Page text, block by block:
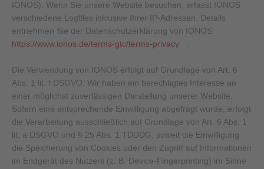
IONOS). Wenn Sie unsere Website besuchen, erfasst IONOS
verschiedene Logfiles inklusive Ihrer IP-Adressen. Details
entnehmen Sie der Datenschutzerklärung von IONOS:
https://www.ionos.de/terms-gtc/terms-privacy
.
Die Verwendung von IONOS erfolgt auf Grundlage von Art. 6
Abs. 1 lit. f DSGVO. Wir haben ein berechtigtes Interesse an
einer möglichst zuverlässigen Darstellung unserer Website.
Sofern eine entsprechende Einwilligung abgefragt wurde, erfolgt
die Verarbeitung ausschließlich auf Grundlage von Art. 6 Abs. 1
lit. a DSGVO und § 25 Abs. 1 TDDDG, soweit die Einwilligung
die Speicherung von Cookies oder den Zugriff auf Informationen
im Endgerät des Nutzers (z. B. Device-Fingerprinting) im Sinne